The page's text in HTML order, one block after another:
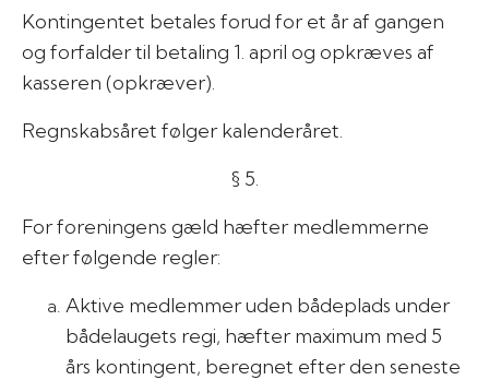
Kontingentet betales forud for et år af gangen
og forfalder til betaling 1. april og opkræves af
kasseren (opkræver).
Regnskabsåret følger kalenderåret.
§ 5.
For foreningens gæld hæfter medlemmerne
efter følgende regler:
Aktive medlemmer uden bådeplads under
bådelaugets regi, hæfter maximum med 5
års kontingent, beregnet efter den seneste